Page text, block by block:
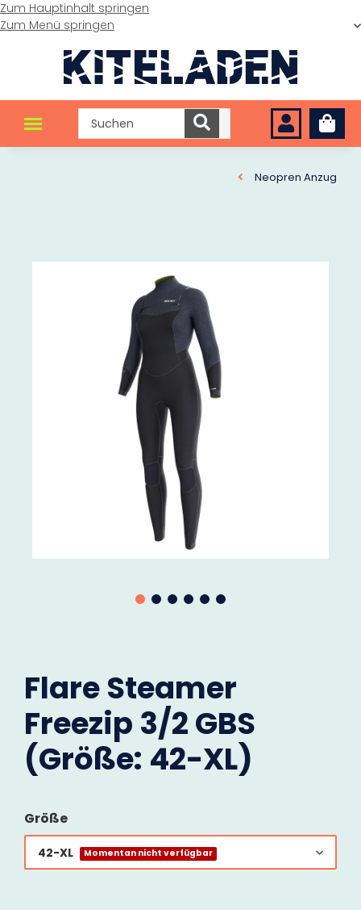
Zum Hauptinhalt springen
Zum Menü springen
Neopren Anzug
Flare Steamer
Freezip 3/2 GBS
(Größe: 42-XL)
Größe
42-XL Momentan nicht verfügbar